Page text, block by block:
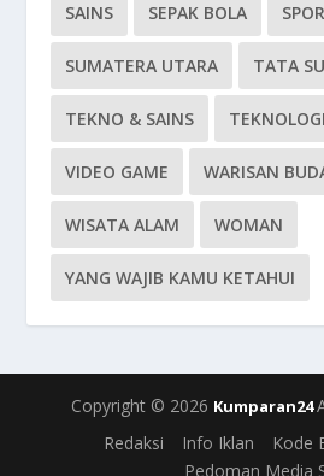
SAINS SEPAK BOLA
SUMATERA UTARA TATA
TEKNO & SAINS TEKNOLOGI
VIDEO GAME WARISAN
WISATA ALAM WOMAN
YANG WAJIB KAMU KETAHUI
Copyright © 2026 Kumparan24
Redaksi
Info Iklan
Kode
Pedoman Media